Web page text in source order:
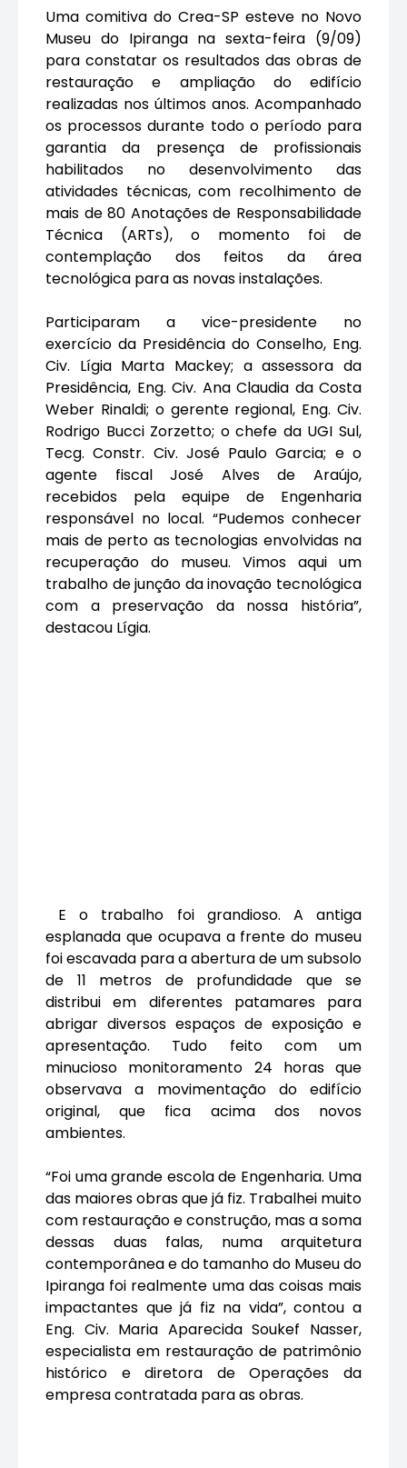
Uma comitiva do Crea-SP esteve no Novo
Museu do Ipiranga na sexta-feira (9/09)
para constatar os resultados das obras de
restauração e ampliação do edifício
realizadas nos últimos anos. Acompanhado
os processos durante todo o período para
garantia da presença de profissionais
habilitados no desenvolvimento das
atividades técnicas, com recolhimento de
mais de 80 Anotações de Responsabilidade
Técnica (ARTs), o momento foi de
contemplação dos feitos da área
tecnológica para as novas instalações.
Participaram a vice-presidente no
exercício da Presidência do Conselho, Eng.
Civ. Lígia Marta Mackey; a assessora da
Presidência, Eng. Civ. Ana Claudia da Costa
Weber Rinaldi; o gerente regional, Eng. Civ.
Rodrigo Bucci Zorzetto; o chefe da UGI Sul,
Tecg. Constr. Civ. José Paulo Garcia; e o
agente fiscal José Alves de Araújo,
recebidos pela equipe de Engenharia
responsável no local. “Pudemos conhecer
mais de perto as tecnologias envolvidas na
recuperação do museu. Vimos aqui um
trabalho de junção da inovação tecnológica
com a preservação da nossa história”,
destacou Lígia.
E o trabalho foi grandioso. A antiga
esplanada que ocupava a frente do museu
foi escavada para a abertura de um subsolo
de 11 metros de profundidade que se
distribui em diferentes patamares para
abrigar diversos espaços de exposição e
apresentação. Tudo feito com um
minucioso monitoramento 24 horas que
observava a movimentação do edifício
original, que fica acima dos novos
ambientes.
“Foi uma grande escola de Engenharia. Uma
das maiores obras que já fiz. Trabalhei muito
com restauração e construção, mas a soma
dessas duas falas, numa arquitetura
contemporânea e do tamanho do Museu do
Ipiranga foi realmente uma das coisas mais
impactantes que já fiz na vida”, contou a
Eng. Civ. Maria Aparecida Soukef Nasser,
especialista em restauração de patrimônio
histórico e diretora de Operações da
empresa contratada para as obras.